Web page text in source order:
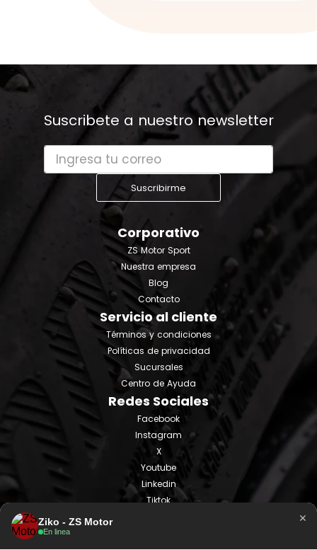
Suscribete a nuestro newsletter
Suscribirme
Corporativo
ZS Motor Sport
Nuestra empresa
Blog
Contacto
Servicio al cliente
Términos y condiciones
Políticas de privacidad
Sucursales
Centro de Ayuda
Redes Sociales
Facebook
Instagram
X
Youtube
Linkedin
Tiktok
Ziko - ZS Motor
En linea
×